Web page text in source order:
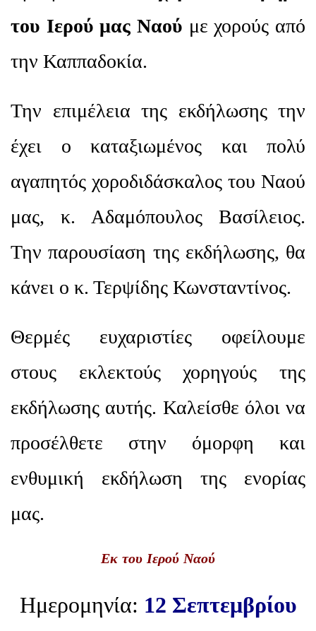
του Ιερού μας Ναού με χορούς από
την Καππαδοκία.
Την επιμέλεια της εκδήλωσης την
έχει ο καταξιωμένος και πολύ
αγαπητός χοροδιδάσκαλος του Ναού
μας, κ. Αδαμόπουλος Βασίλειος.
Την παρουσίαση της εκδήλωσης, θα
κάνει ο κ. Τερψίδης Κωνσταντίνος.
Θερμές ευχαριστίες οφείλουμε
στους εκλεκτούς χορηγούς της
εκδήλωσης αυτής. Καλείσθε όλοι να
προσέλθετε στην όμορφη και
ενθυμική εκδήλωση της ενορίας
μας.
Εκ του Ιερού Ναού
Ημερομηνία: 12 Σεπτεμβρίου